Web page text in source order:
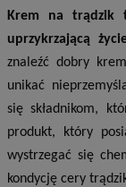
Krem na trądzik
uprzykrzającą
znaleźć dobry
unikać
się składnikom,
produkt, który
wystrzegać się
kondycję cery